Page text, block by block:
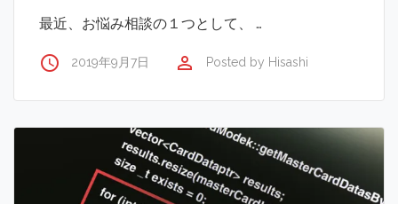
最近、お悩み相談の１つとして、 …
access_time 2019年9月7日 perm_identity Posted by Hisashi